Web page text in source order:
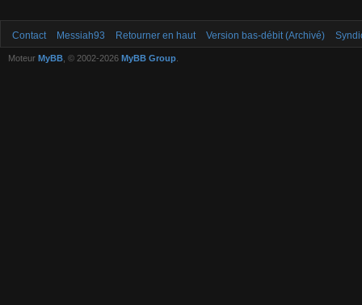
Contact Messiah93 Retourner en haut Version bas-débit (Archivé)
Moteur MyBB , © 2002-2026 MyBB Group